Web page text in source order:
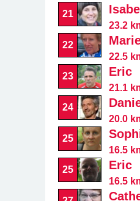
21
23.2
22
22.5
23 Eric
21.1
24
20.0
25
16.5
25 Eric
16.5